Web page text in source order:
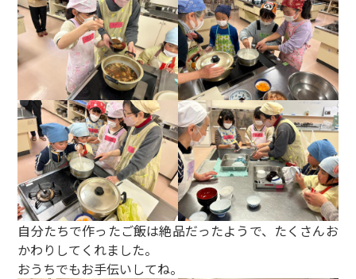
自分たちで作ったご飯は絶品だったようで、たくさんお
かわりしてくれました。
おうちでもお手伝いしてね。